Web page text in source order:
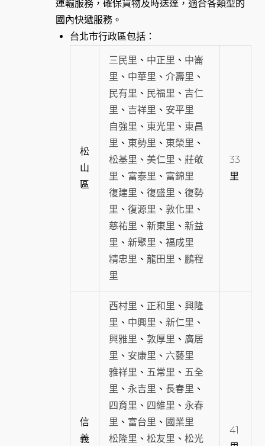
運輸服務，確保貨物及時送達，適合各類型的
國內快遞服務。
台北市行政區包括：
松
山
區
三民里 、 中正里 、 中崙
里 、 中華里 、介壽里 、
民有里 、 民福里 、 吉仁
里 、 吉祥里 、 安平里
自強里 、 東光里 、 東昌
里 、 東勢里 、 東榮里 、
松基里 、 美仁里 、莊敬
里 、 富泰里 、 富錦里
復建里 、復盛里 、復勢
里 、復源里 、敦化里 、
慈祐里 、新東里 、新益
里 、新聚里 、福成里
精忠里 、龍田里 、 鵬程
里
33
里
信
義
西村里 、 正和里 、興隆
里 、 中興里 、新仁里 、
興雅里 、敦厚里 、 廣居
里 、 安康里 、 六藝里
雅祥里 、 五常里 、 五全
里 、 永吉里 、長春里 、
四育里 、 四維里 、 永春
里 、 富台里 、 國業里
松隆里 、松友里 、松光
41